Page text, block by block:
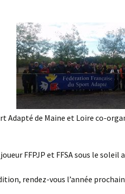
Adapté de Maine et Loire co-
FFPJP et FFSA sous le soleil
rendez-vous l’année